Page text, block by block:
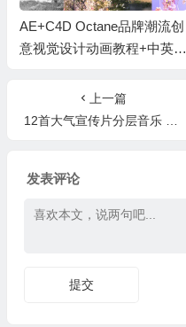
AE+C4D Octane品牌潮流创
意视觉设计动画教程+中英文
上一篇
12首大气宣传片分层音乐 Triune Digital – The Great Heist
发表评论